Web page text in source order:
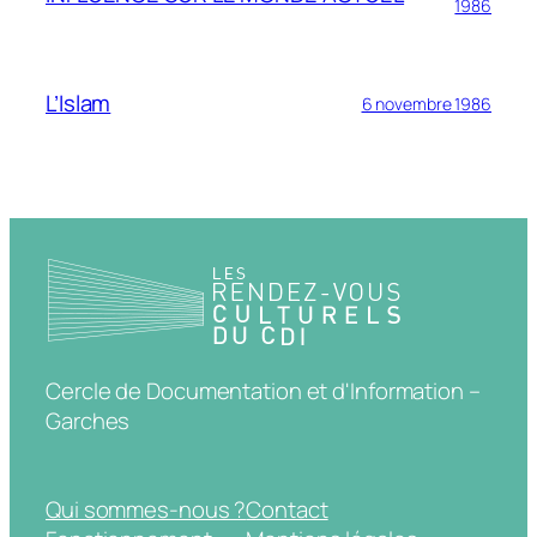
1986
L’Islam 6 novembre 1986
Cercle de Documentation et d'Information –
Garches
Qui sommes-nous ?Contact